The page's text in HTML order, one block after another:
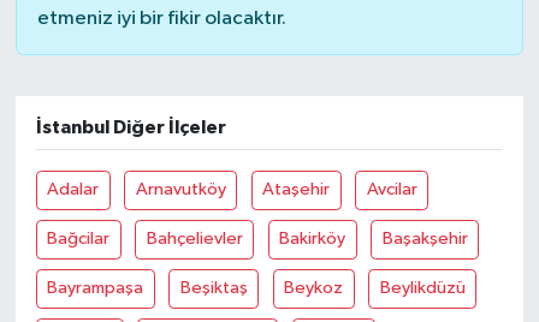
etmeniz iyi bir fikir olacaktır.
İstanbul Diğer İlçeler
Adalar Arnavutköy Ataşehir Avcilar
Bağcilar Bahçelievler Bakirköy Başakşehir
Bayrampaşa Beşiktaş Beykoz Beylikdüzü